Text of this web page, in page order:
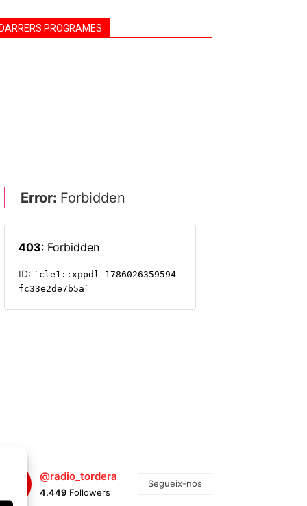
PROGRAMES
@radio_tordera
4.449 Followers
Segueix-nos